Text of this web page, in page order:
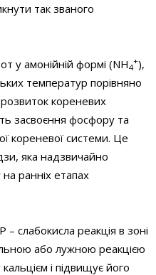
так званого
у амонійній формі (NH4
+),
температур порівняно
кореневих
засвоєння фосфору та
кореневої системи. Це
яка надзвичайно
ранніх етапах
слабокисла реакція в зоні
або лужною реакцією
і підвищує його